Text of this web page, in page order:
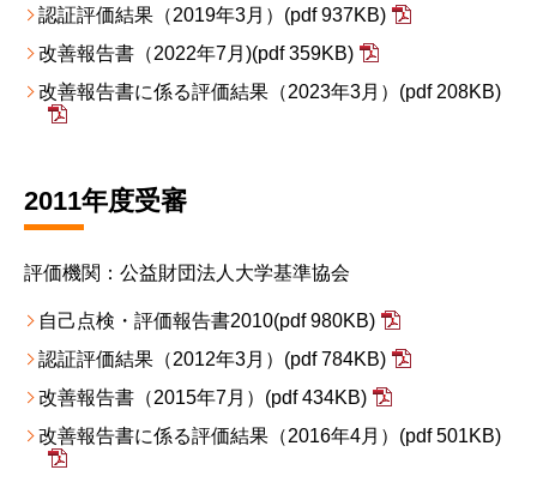
認証評価結果（2019年3月） (pdf 937KB)
改善報告書（2022年7月)(pdf 359KB)
改善報告書に係る評価結果（2023年3月） (pdf 208KB)
2011年度受審
評価機関：公益財団法人大学基準協会
自己点検・評価報告書2010(pdf 980KB)
認証評価結果（2012年3月） (pdf 784KB)
改善報告書（2015年7月） (pdf 434KB)
改善報告書に係る評価結果（2016年4月） (pdf 501KB)